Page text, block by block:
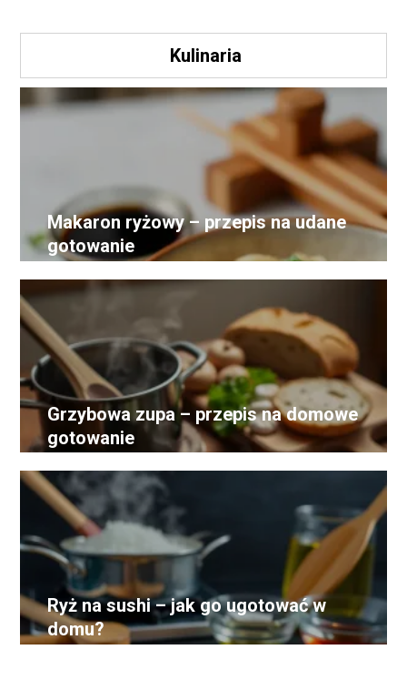
Kulinaria
Makaron ryżowy – przepis na udane
gotowanie
Grzybowa zupa – przepis na domowe
gotowanie
Ryż na sushi – jak go ugotować w
domu?